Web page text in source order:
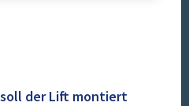
der Lift montiert